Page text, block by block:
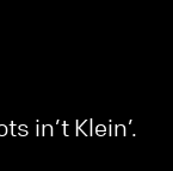
in’t Klein’.